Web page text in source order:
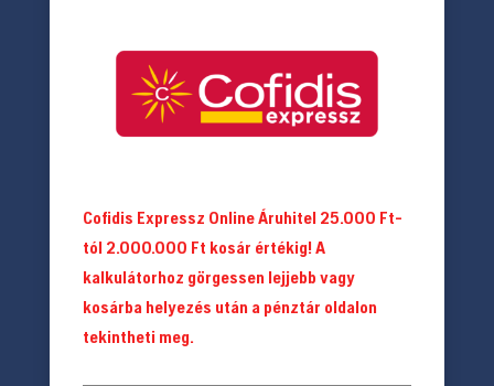
Cofidis Expressz Online Áruhitel 25.000 Ft-
tól 2.000.000 Ft kosár értékig! A
kalkulátorhoz görgessen lejjebb vagy
kosárba helyezés után a pénztár oldalon
tekintheti meg.